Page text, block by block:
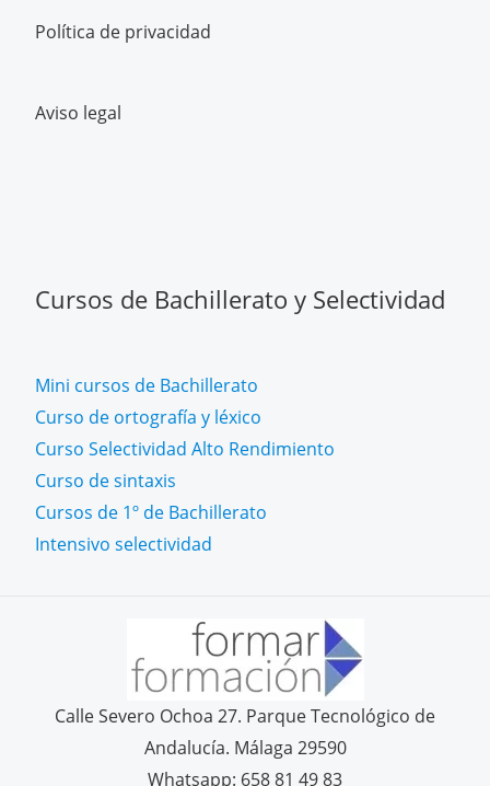
Política de privacidad
Aviso legal
Cursos de Bachillerato y Selectividad
Mini cursos de Bachillerato
Curso de ortografía y léxico
Curso Selectividad Alto Rendimiento
Curso de sintaxis
Cursos de 1º de Bachillerato
Intensivo selectividad
Calle Severo Ochoa 27. Parque Tecnológico de
Andalucía. Málaga 29590
Whatsapp: 658 81 49 83